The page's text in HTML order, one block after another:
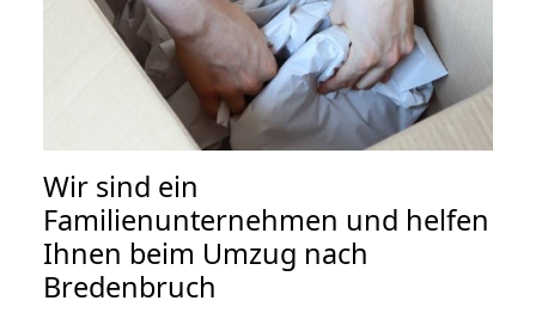
Wir sind ein
Familienunternehmen und helfen
Ihnen beim Umzug nach
Bredenbruch